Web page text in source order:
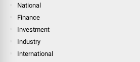
National
Finance
Investment
Industry
International